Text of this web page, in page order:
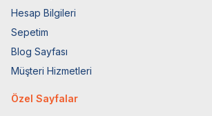
Hesap Bilgileri
Sepetim
Blog Sayfası
Müşteri Hizmetleri
Özel Sayfalar